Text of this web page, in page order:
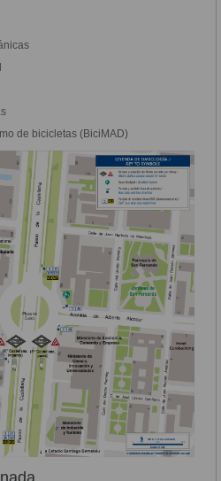
de bicicletas (BiciMAD)